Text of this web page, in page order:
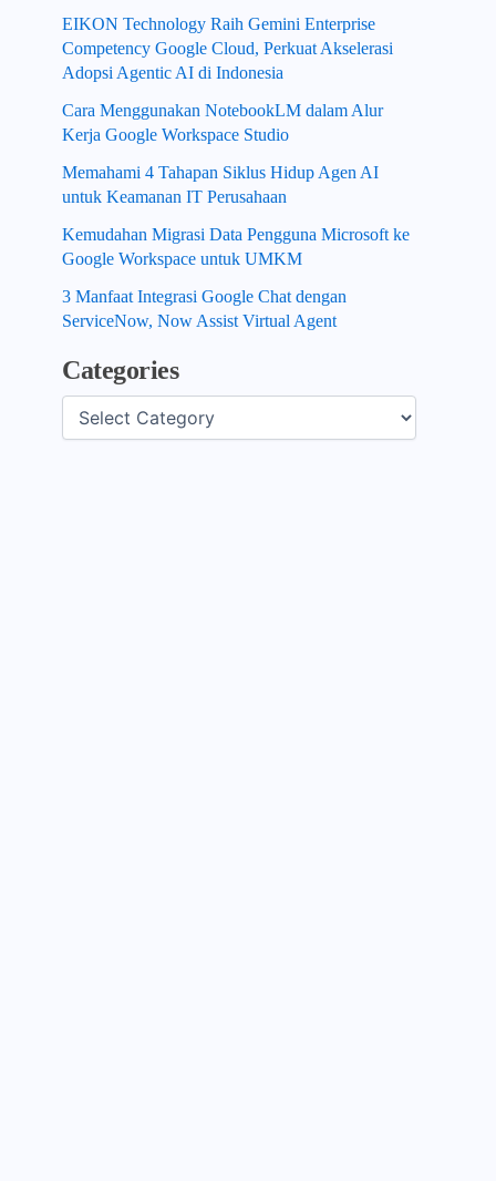
EIKON Technology Raih Gemini Enterprise
Competency Google Cloud, Perkuat Akselerasi
Adopsi Agentic AI di Indonesia
Cara Menggunakan NotebookLM dalam Alur
Kerja Google Workspace Studio
Memahami 4 Tahapan Siklus Hidup Agen AI
untuk Keamanan IT Perusahaan
Kemudahan Migrasi Data Pengguna Microsoft ke
Google Workspace untuk UMKM
3 Manfaat Integrasi Google Chat dengan
ServiceNow, Now Assist Virtual Agent
Categories